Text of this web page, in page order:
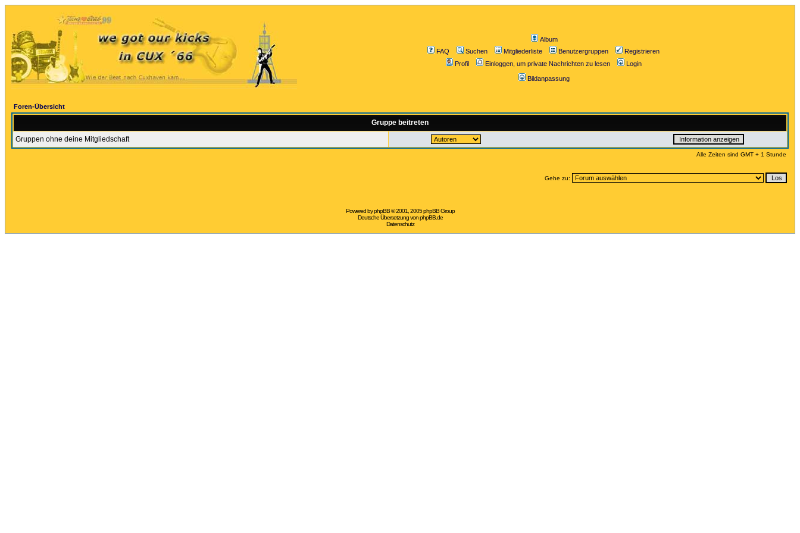
Album
FAQ
Suchen Mitgliederliste Benutzergruppen
Registrieren
Profil
Einloggen, um private Nachrichten zu lesen Login
Bildanpassung
Foren-Übersicht
Gruppe beitreten
Gruppen ohne deine Mitgliedschaft
Alle Zeiten sind GMT + 1 Stunde
Gehe zu:
Powered byphpBB© 2001, 2005 phpBB Group
Deutsche Übersetzung vonphpBB.de
Datenschutz